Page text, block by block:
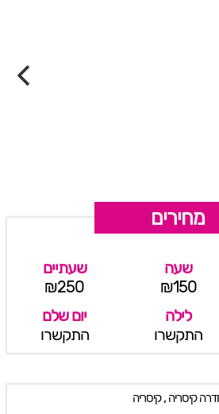
מחירים
שעה
₪150
שעתיים
₪250
לילה
התקשרו
יום שלם
התקשרו
קיסריה,קיסריה